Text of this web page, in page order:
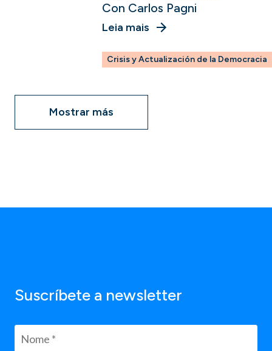
Con Carlos Pagni
Leia mais
Crisis y Actualización de la Democracia
Mostrar más
Suscríbete a newsletter